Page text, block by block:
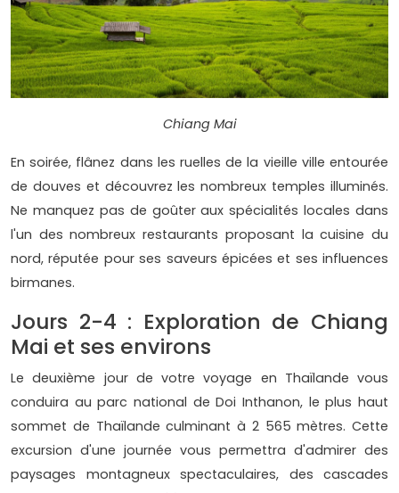
Chiang Mai
En soirée, flânez dans les ruelles de la vieille ville entourée
de douves et découvrez les nombreux temples illuminés.
Ne manquez pas de goûter aux spécialités locales dans
l'un des nombreux restaurants proposant la cuisine du
nord, réputée pour ses saveurs épicées et ses influences
birmanes.
Jours 2-4 : Exploration de Chiang
Mai et ses environs
Le deuxième jour de votre voyage en Thaïlande vous
conduira au parc national de Doi Inthanon, le plus haut
sommet de Thaïlande culminant à 2 565 mètres. Cette
excursion d'une journée vous permettra d'admirer des
paysages montagneux spectaculaires, des cascades